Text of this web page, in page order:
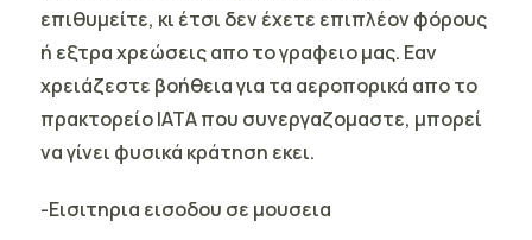
επιθυμείτε, κι έτσι δεν έχετε επιπλέον φόρους
ή εξτρα χρεώσεις απο το γραφειο μας. Εαν
χρειάζεστε βοήθεια για τα αεροπορικά απο το
πρακτορείο IATA που συνεργαζομαστε, μπορεί
να γίνει φυσικά κράτηση εκει.
-Εισιτηρια εισοδου σε μουσεια